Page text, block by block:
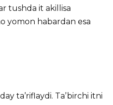
tushda it akillisa
yomon habardan esa
taʼriflaydi. Taʼbirchi itni